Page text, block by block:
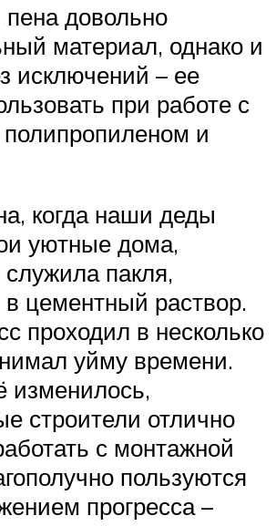
пена довольно
материал, однако и
исключений – ее
при работе с
и
когда наши деды
уютные дома,
служила пакля,
цементный раствор.
проходил в несколько
уйму времени.
изменилось,
строители отлично
с монтажной
пользуются
прогресса –